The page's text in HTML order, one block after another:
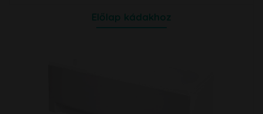
Előlap kádakhoz